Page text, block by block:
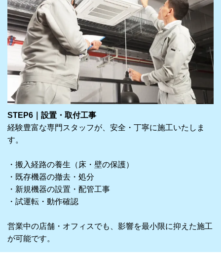
STEP6｜設置・取付工事
経験豊富な専門スタッフが、安全・丁寧に施工いたしま
す。
・搬入経路の養生（床・壁の保護）
・既存機器の撤去・処分
・新規機器の設置・配管工事
・試運転・動作確認
営業中の店舗・オフィスでも、影響を最小限に抑えた施工
が可能です。